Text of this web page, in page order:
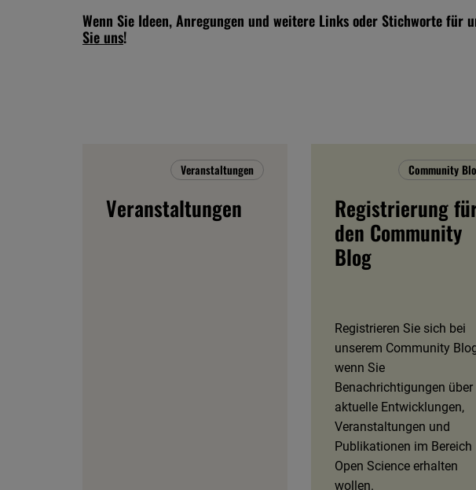
Wenn Sie Ideen, Anregungen und weitere Links oder Stichworte für
Sie uns!
Veranstaltungen
Veranstaltungen
Community
Registrierung
den Community
Blog
Registrieren Sie sich bei
unserem Community
wenn Sie
Benachrichtigungen über
aktuelle Entwicklungen,
Veranstaltungen und
Publikationen im Bereich
Open Science erhalten
wollen.